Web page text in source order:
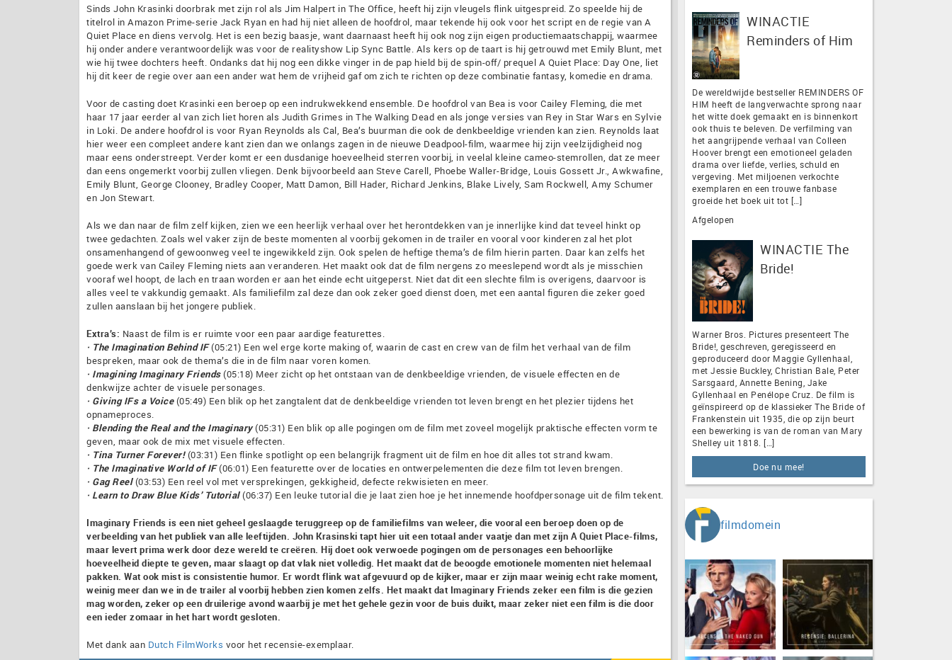
Sinds John Krasinki doorbrak met zijn rol als Jim Halpert in The Office, heeft hij zijn vleugels flink uitgespreid. Zo speelde hij de
titelrol in Amazon Prime-serie Jack Ryan en had hij niet alleen de hoofdrol, maar tekende hij ook voor het script en de regie van A
Quiet Place en diens vervolg. Het is een bezig baasje, want daarnaast heeft hij ook nog zijn eigen productiemaatschappij, waarmee
hij onder andere verantwoordelijk was voor de realityshow Lip Sync Battle. Als kers op de taart is hij getrouwd met Emily Blunt, met
wie hij twee dochters heeft. Ondanks dat hij nog een dikke vinger in de pap hield bij de spin-off/ prequel A Quiet Place: Day One, liet
hij dit keer de regie over aan een ander wat hem de vrijheid gaf om zich te richten op deze combinatie fantasy, komedie en drama.
Voor de casting doet Krasinki een beroep op een indrukwekkend ensemble. De hoofdrol van Bea is voor Cailey Fleming, die met
haar 17 jaar eerder al van zich liet horen als Judith Grimes in The Walking Dead en als jonge versies van Rey in Star Wars en Sylvie
in Loki. De andere hoofdrol is voor Ryan Reynolds als Cal, Bea’s buurman die ook de denkbeeldige vrienden kan zien. Reynolds laat
hier weer een compleet andere kant zien dan we onlangs zagen in de nieuwe Deadpool-film, waarmee hij zijn veelzijdigheid nog
maar eens onderstreept. Verder komt er een dusdanige hoeveelheid sterren voorbij, in veelal kleine cameo-stemrollen, dat ze meer
dan eens ongemerkt voorbij zullen vliegen. Denk bijvoorbeeld aan Steve Carell, Phoebe Waller-Bridge, Louis Gossett Jr., Awkwafine,
Emily Blunt, George Clooney, Bradley Cooper, Matt Damon, Bill Hader, Richard Jenkins, Blake Lively, Sam Rockwell, Amy Schumer
en Jon Stewart.
Als we dan naar de film zelf kijken, zien we een heerlijk verhaal over het herontdekken van je innerlijke kind dat teveel hinkt op
twee gedachten. Zoals wel vaker zijn de beste momenten al voorbij gekomen in de trailer en vooral voor kinderen zal het plot
onsamenhangend of gewoonweg veel te ingewikkeld zijn. Ook spelen de heftige thema’s de film hierin parten. Daar kan zelfs het
goede werk van Cailey Fleming niets aan veranderen. Het maakt ook dat de film nergens zo meeslepend wordt als je misschien
vooraf wel hoopt, de lach en traan worden er aan het einde echt uitgeperst. Niet dat dit een slechte film is overigens, daarvoor is
alles veel te vakkundig gemaakt. Als familiefilm zal deze dan ook zeker goed dienst doen, met een aantal figuren die zeker goed
zullen aanslaan bij het jongere publiek.
Extra’s: Naast de film is er ruimte voor een paar aardige featurettes.
· The Imagination Behind IF(05:21) Een wel erge korte making of, waarin de cast en crew van de film het verhaal van de film
bespreken, maar ook de thema’s die in de film naar voren komen.
· Imagining Imaginary Friends(05:18) Meer zicht op het ontstaan van de denkbeeldige vrienden, de visuele effecten en de
denkwijze achter de visuele personages.
· Giving IFs a Voice(05:49) Een blik op het zangtalent dat de denkbeeldige vrienden tot leven brengt en het plezier tijdens het
opnameproces.
· Blending the Real and the Imaginary(05:31) Een blik op alle pogingen om de film met zoveel mogelijk praktische effecten vorm te
geven, maar ook de mix met visuele effecten.
· Tina Turner Forever!(03:31) Een flinke spotlight op een belangrijk fragment uit de film en hoe dit alles tot strand kwam.
· The Imaginative World of IF(06:01) Een featurette over de locaties en ontwerpelementen die deze film tot leven brengen.
· Gag Reel(03:53) Een reel vol met versprekingen, gekkigheid, defecte rekwisieten en meer.
· Learn to Draw Blue Kids’ Tutorial(06:37) Een leuke tutorial die je laat zien hoe je het innemende hoofdpersonage uit de film tekent.
Imaginary Friends is een niet geheel geslaagde teruggreep op de familiefilms van weleer, die vooral een beroep doen op de
verbeelding van het publiek van alle leeftijden. John Krasinski tapt hier uit een totaal ander vaatje dan met zijn A Quiet Place-films,
maar levert prima werk door deze wereld te creëren. Hij doet ook verwoede pogingen om de personages een behoorlijke
hoeveelheid diepte te geven, maar slaagt op dat vlak niet volledig. Het maakt dat de beoogde emotionele momenten niet helemaal
pakken. Wat ook mist is consistentie humor. Er wordt flink wat afgevuurd op de kijker, maar er zijn maar weinig echt rake moment,
weinig meer dan we in de trailer al voorbij hebben zien komen zelfs. Het maakt dat Imaginary Friends zeker een film is die gezien
mag worden, zeker op een druilerige avond waarbij je met het gehele gezin voor de buis duikt, maar zeker niet een film is die door
een ieder zomaar in het hart wordt gesloten.
Met dank aan Dutch FilmWorks voor het recensie-exemplaar.
WINACTIE
Reminders of Him
De wereldwijde bestseller REMINDERS OF
HIM heeft de langverwachte sprong naar
het witte doek gemaakt en is binnenkort
ook thuis te beleven. De verfilming van
het aangrijpende verhaal van Colleen
Hoover brengt een emotioneel geladen
drama over liefde, verlies, schuld en
vergeving. Met miljoenen verkochte
exemplaren en een trouwe fanbase
groeide het boek uit tot […]
Afgelopen
WINACTIE The
Bride!
Warner Bros. Pictures presenteert The
Bride!, geschreven, geregisseerd en
geproduceerd door Maggie Gyllenhaal,
met Jessie Buckley, Christian Bale, Peter
Sarsgaard, Annette Bening, Jake
Gyllenhaal en Penélope Cruz. De film is
geïnspireerd op de klassieker The Bride of
Frankenstein uit 1935, die op zijn beurt
een bewerking is van de roman van Mary
Shelley uit 1818. […]
Doe nu mee!
filmdomein